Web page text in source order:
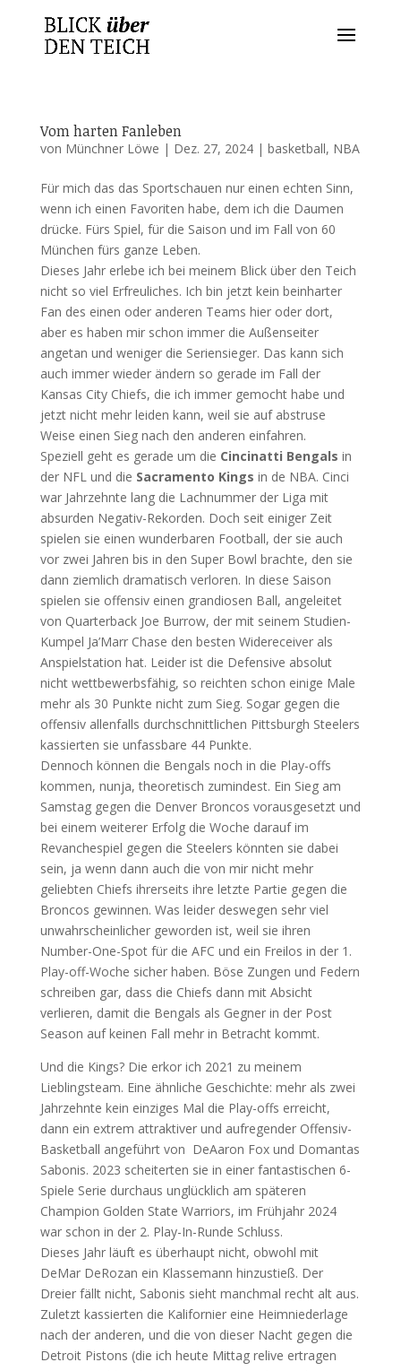
Vom harten Fanleben
von Münchner Löwe | Dez. 27, 2024| basketball, NBA
Für mich das das Sportschauen nur einen echten Sinn,
wenn ich einen Favoriten habe, dem ich die Daumen
drücke. Fürs Spiel, für die Saison und im Fall von 60
München fürs ganze Leben.
Dieses Jahr erlebe ich bei meinem Blick über den Teich
nicht so viel Erfreuliches. Ich bin jetzt kein beinharter
Fan des einen oder anderen Teams hier oder dort,
aber es haben mir schon immer die Außenseiter
angetan und weniger die Seriensieger. Das kann sich
auch immer wieder ändern so gerade im Fall der
Kansas City Chiefs, die ich immer gemocht habe und
jetzt nicht mehr leiden kann, weil sie auf abstruse
Weise einen Sieg nach den anderen einfahren.
Speziell geht es gerade um die Cincinatti Bengals in
der NFL und die Sacramento Kings in de NBA. Cinci
war Jahrzehnte lang die Lachnummer der Liga mit
absurden Negativ-Rekorden. Doch seit einiger Zeit
spielen sie einen wunderbaren Football, der sie auch
vor zwei Jahren bis in den Super Bowl brachte, den sie
dann ziemlich dramatisch verloren. In diese Saison
spielen sie offensiv einen grandiosen Ball, angeleitet
von Quarterback Joe Burrow, der mit seinem Studien-
Kumpel Ja’Marr Chase den besten Widereceiver als
Anspielstation hat. Leider ist die Defensive absolut
nicht wettbewerbsfähig, so reichten schon einige Male
mehr als 30 Punkte nicht zum Sieg. Sogar gegen die
offensiv allenfalls durchschnittlichen Pittsburgh Steelers
kassierten sie unfassbare 44 Punkte.
Dennoch können die Bengals noch in die Play-offs
kommen, nunja, theoretisch zumindest. Ein Sieg am
Samstag gegen die Denver Broncos vorausgesetzt und
bei einem weiterer Erfolg die Woche darauf im
Revanchespiel gegen die Steelers könnten sie dabei
sein, ja wenn dann auch die von mir nicht mehr
geliebten Chiefs ihrerseits ihre letzte Partie gegen die
Broncos gewinnen. Was leider deswegen sehr viel
unwahrscheinlicher geworden ist, weil sie ihren
Number-One-Spot für die AFC und ein Freilos in der 1.
Play-off-Woche sicher haben. Böse Zungen und Federn
schreiben gar, dass die Chiefs dann mit Absicht
verlieren, damit die Bengals als Gegner in der Post
Season auf keinen Fall mehr in Betracht kommt.
Und die Kings? Die erkor ich 2021 zu meinem
Lieblingsteam. Eine ähnliche Geschichte: mehr als zwei
Jahrzehnte kein einziges Mal die Play-offs erreicht,
dann ein extrem attraktiver und aufregender Offensiv-
Basketball angeführt von DeAaron Fox und Domantas
Sabonis. 2023 scheiterten sie in einer fantastischen 6-
Spiele Serie durchaus unglücklich am späteren
Champion Golden State Warriors, im Frühjahr 2024
war schon in der 2. Play-In-Runde Schluss.
Dieses Jahr läuft es überhaupt nicht, obwohl mit
DeMar DeRozan ein Klassemann hinzustieß. Der
Dreier fällt nicht, Sabonis sieht manchmal recht alt aus.
Zuletzt kassierten die Kalifornier eine Heimniederlage
nach der anderen, und die von dieser Nacht gegen die
Detroit Pistons (die ich heute Mittag relive ertragen